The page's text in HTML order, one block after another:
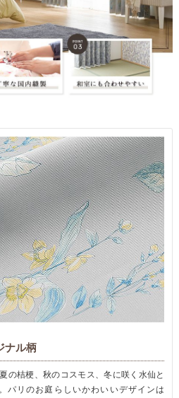
ナル柄
の桔梗、秋のコスモス、冬に咲く水仙と
パリのお庭らしいかわいいデザインは